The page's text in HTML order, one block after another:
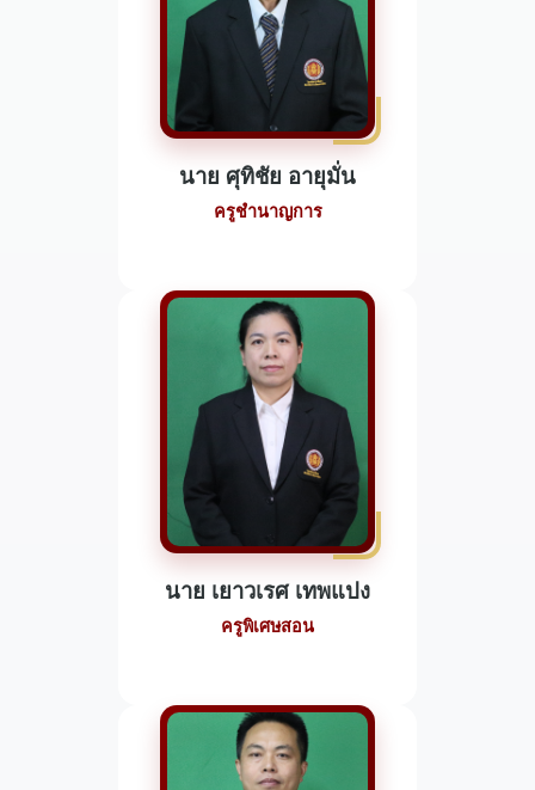
นาย ศุทิชัย อายุมั่น
ครูชำนาญการ
นาย เยาวเรศ เทพแปง
ครูพิเศษสอน